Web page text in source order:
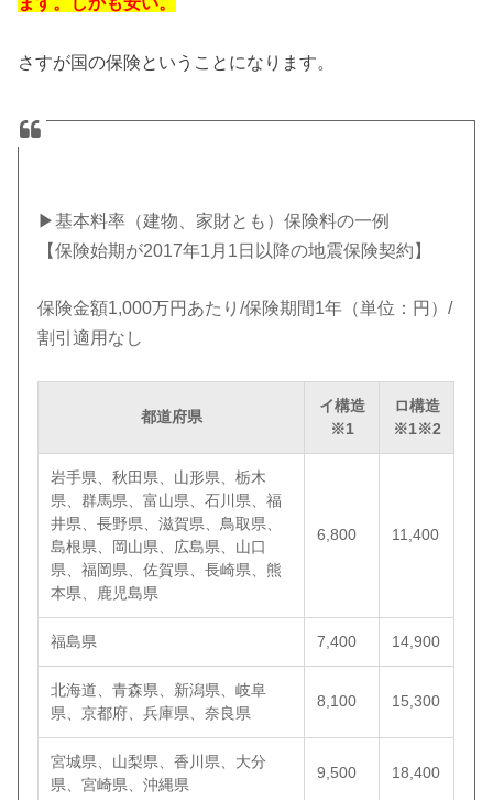
さすが国の保険ということになります。
▶基本料率（建物、家財とも）保険料の一例
【保険始期が2017年1月1日以降の地震保険契約】
保険金額1,000万円あたり/保険期間1年（単位：円）/
割引適用なし
都道府県
イ構造
※1
ロ構造
※1※2
岩手県、秋田県、山形県、栃木
県、群馬県、富山県、石川県、福
井県、長野県、滋賀県、鳥取県、
島根県、岡山県、広島県、山口
県、福岡県、佐賀県、長崎県、熊
本県、鹿児島県
6,800 11,400
福島県 7,400 14,900
北海道、青森県、新潟県、岐阜
県、京都府、兵庫県、奈良県
8,100 15,300
宮城県、山梨県、香川県、大分
県、宮崎県、沖縄県
9,500 18,400